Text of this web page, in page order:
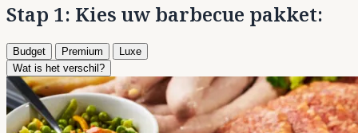
Stap 1: Kies uw barbecue pakket:
Budget Premium
Luxe
Wat is het verschil?